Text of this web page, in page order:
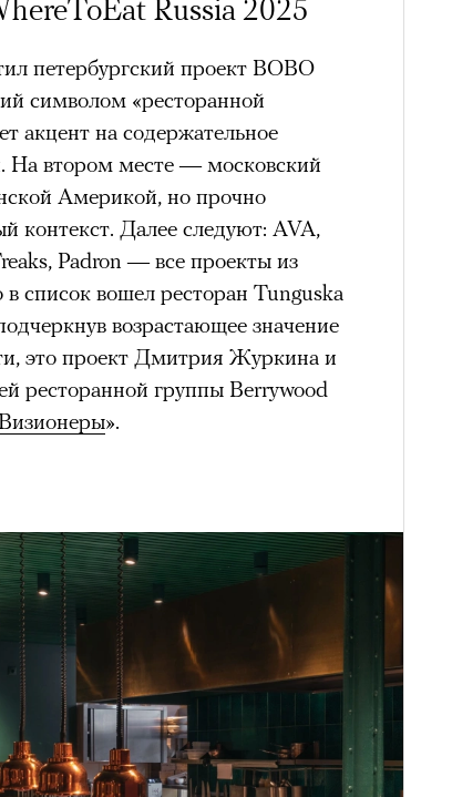
Russia 2025
петербургский проект BOBO
символом «ресторанной
акцент на содержательное
На втором месте — московский
Америкой, но прочно
контекст. Далее следуют: AVA,
Padron — все проекты из
список вошел ресторан Tunguska
возрастающее значение
это проект Дмитрия Журкина и
ресторанной группы Berrywood
».
предельной
исчезает информационный шум
момент.
вызывают
запоминает восхождение как один
жизни.
способом выйти из
и почувствовать контроль над собой.
в горах создает между
связи и чувство доверия
«гена высоты», но
свободы и внутреннего смысла.
психологическая
способность к самоконтролю и
иначе смотреть на эмоции,